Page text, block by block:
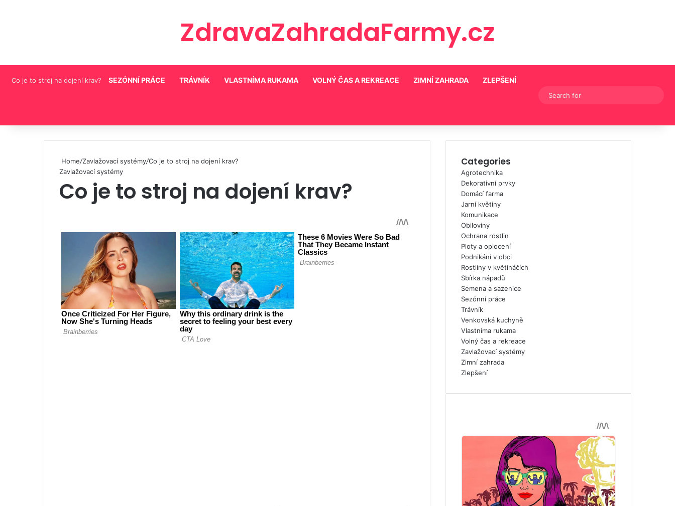
ZdravaZahradaFarmy.cz
Co je to stroj na dojení krav? SEZÓNNÍ PRÁCE TRÁVNÍK VLASTNÍMA RUKAMA VOLNÝ ČAS A REKREACE ZIMNÍ ZAHRADA ZLEPŠENÍ
Switch skin
Home/Zavlažovací systémy/Co je to stroj na dojení krav?
Zavlažovací systémy
Co je to stroj na dojení krav?
Categories
Agrotechnika
Dekorativní prvky
Domácí farma
Jarní květiny
Komunikace
Obiloviny
Ochrana rostlin
Ploty a oplocení
Podnikání v obci
Rostliny v květináčích
Sbírka nápadů
Semena a sazenice
Sezónní práce
Trávník
Venkovská kuchyně
Vlastníma rukama
Volný čas a rekreace
Zavlažovací systémy
Zimní zahrada
Zlepšení